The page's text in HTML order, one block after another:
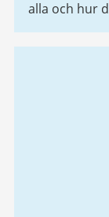
alla och hur